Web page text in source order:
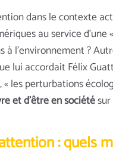
dans le contexte
au service
l’environnement ?
lui accordait Félix
les perturbations
et d’être en société
: quels